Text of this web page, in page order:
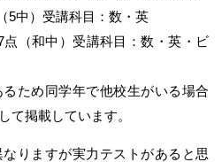
5中）受講科目：数・英
点（和中）受講科目：数・英・ビ
ため同学年で他校生がいる場合
て掲載しています。
りますが実力テストがあると思